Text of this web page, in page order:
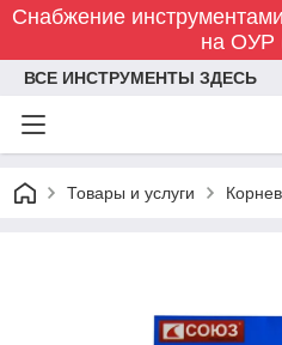
Снабжение
на ОУР
ВСЕ ИНСТРУМЕНТЫ ЗДЕСЬ
Товары и услуги